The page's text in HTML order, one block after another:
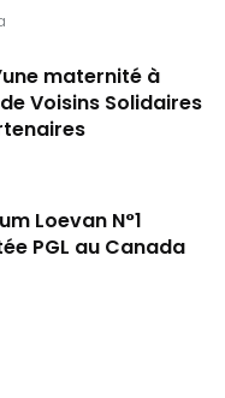
maternité à
Voisins Solidaires
Loevan N°1
PGL au Canada